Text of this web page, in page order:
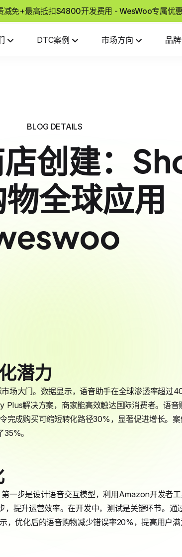
减免+最高抵扣$4800开发费用 - WesWoo专属优惠
DTC案例 市场方向 品
BLOG DETAILS
创建：
全球应用
潜力
场大门。数据显示，语音助手在全球渗透率超过
Plus解决方案，商家能高效触达国际消费者。语音
完成购买可缩短转化路径30%，显著促进增长。
。
一步是设计语音交互模型，利用Amazon开发者
提升运营效率。在开发中，测试是关键环节。通
，优化后的语音购物减少错误率20%，提高用户